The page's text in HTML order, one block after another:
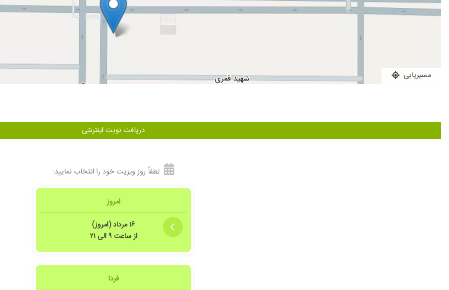
مسیریابی
دریافت نوبت اینترنتی
لطفاً روز ویزیت خود را انتخاب نمایید:
امروز
۱۶ مرداد (امروز)
از ساعت ۹ الی ۲۱
فردا